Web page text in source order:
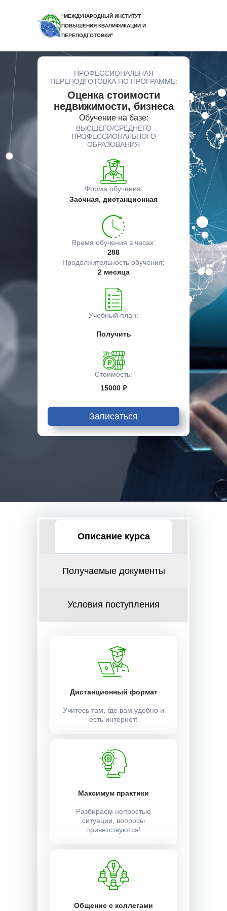
"МЕЖДУНАРОДНЫЙ ИНСТИТУТ
ПОВЫШЕНИЯ КВАЛИФИКАЦИИ И
ПЕРЕПОДГОТОВКИ"
ПРОФЕССИОНАЛЬНАЯ
ПЕРЕПОДГОТОВКА ПО ПРОГРАММЕ:
Оценка стоимости
недвижимости, бизнеса
Обучение на базе:
ВЫСШЕГО/СРЕДНЕГО
ПРОФЕССИОНАЛЬНОГО
ОБРАЗОВАНИЯ
Форма обучения:
Заочная, дистанционная
Время обучения в часах:
288
Продолжительность обучения:
2 месяца
Учебный план:
Получить
Стоимость:
15000 ₽
Записаться
Описание курса
Получаемые документы
Условия поступления
Дистанционный формат
Учитесь там, где вам удобно и
есть интернет!
Максимум практики
Разбираем непростые
ситуации, вопросы
приветствуются!
Общение с коллегами